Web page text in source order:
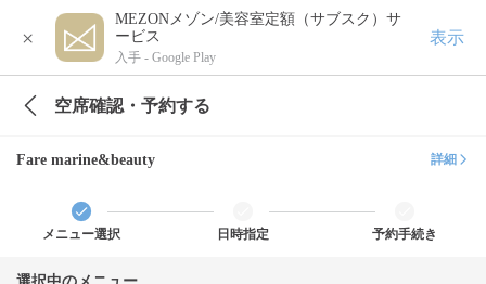
×
MEZONメゾン/美容室定額（サブスク）サ
ービス
入手 - Google Play
表示
空席確認・予約する
Fare marine&beauty 詳細
メニュー選択 日時指定 予約手続き